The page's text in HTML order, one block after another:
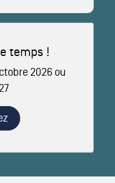
temps !
2026 ou